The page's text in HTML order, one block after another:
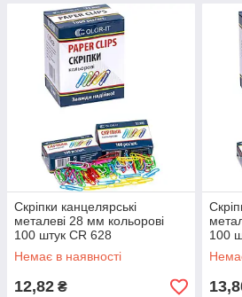
Скріпки канцелярські
металеві 28 мм кольорові
100 штук CR 628
Немає в наявності
12,82 ₴
100